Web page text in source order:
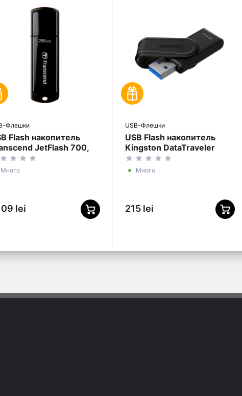
Флешки
Flash накопитель
JetFlash 700,
Чёрный
Много
lei
USB-Флешки
USB Flash накопитель
Kingston DataTraveler
Exodia S, 64Гб, Чёрный
Много
215 lei